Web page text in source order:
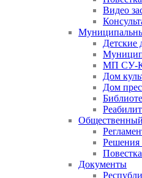
Видео
Детские
МП СУ-
Дом
Дом
Решения
Документы